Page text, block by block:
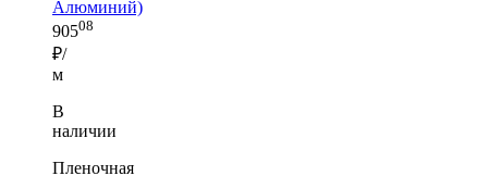
Алюминий)
90508
₽/
м
В
наличии
Пленочная